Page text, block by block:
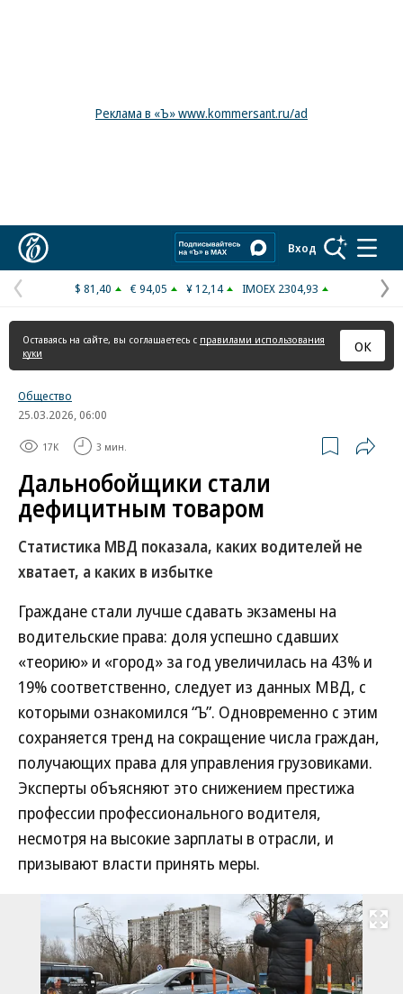
Реклама в «Ъ» www.kommersant.ru/ad
Вход
Предыдущая
страница
$ 81,40 € 94,05 ¥ 12,14 IMOEX 2304,93
Оставаясь на сайте, вы соглашаетесь с правилами использования
куки
ОК
Общество
25.03.2026, 06:00
17K 3 мин.
Дальнобойщики стали
дефицитным товаром
Статистика МВД показала, каких водителей не
хватает, а каких в избытке
Граждане стали лучше сдавать экзамены на
водительские права: доля успешно сдавших
«теорию» и «город» за год увеличилась на 43% и
19% соответственно, следует из данных МВД, с
которыми ознакомился “Ъ”. Одновременно с этим
сохраняется тренд на сокращение числа граждан,
получающих права для управления грузовиками.
Эксперты объясняют это снижением престижа
профессии профессионального водителя,
несмотря на высокие зарплаты в отрасли, и
призывают власти принять меры.
Развернуть